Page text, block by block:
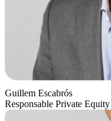
Guillem Escabrós
Responsable Private